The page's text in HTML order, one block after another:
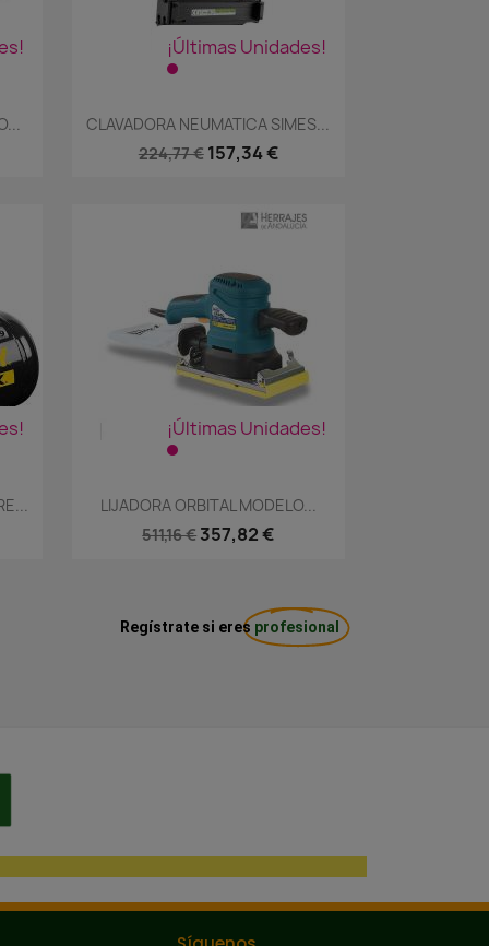
¡Últimas Unidades!
Vista rápida
CLAVADORA NEUMATICA SIMES...
224,77 € 157,34 €
¡Últimas Unidades!
Vista rápida
LIJADORA ORBITAL MODELO...
511,16 € 357,82 €
Regístrate si eres profesional